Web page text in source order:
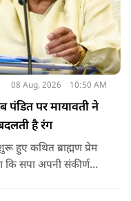
08 Aug, 2026 10:50 AM
पर मायावती ने
है रंग
हुए कथित ब्राह्मण प्रेम
कि सपा अपनी संकीर्ण